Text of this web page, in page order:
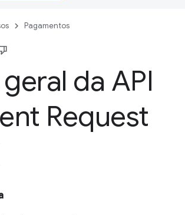
Pagamentos
da API
Request